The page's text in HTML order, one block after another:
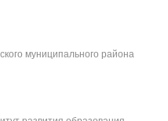
муниципального района